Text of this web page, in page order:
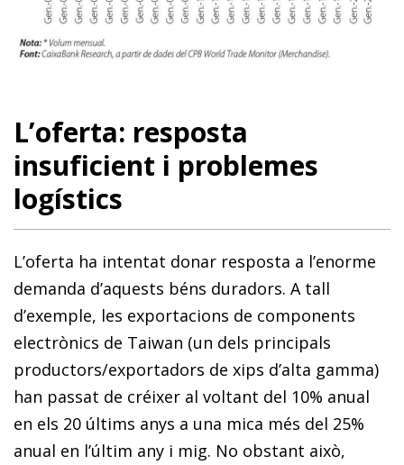
L’oferta: resposta
insuficient i problemes
logístics
L’oferta ha intentat donar resposta a l’enorme
demanda d’aquests béns duradors. A tall
d’exemple, les exportacions de components
electrònics de Taiwan (un dels principals
productors/exportadors de xips d’alta gamma)
han passat de créixer al voltant del 10% anual
en els 20 últims anys a una mica més del 25%
anual en l’últim any i mig. No obstant això,